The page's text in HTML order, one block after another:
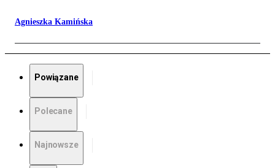
Agnieszka Kamińska
Powiązane
Polecane
Najnowsze